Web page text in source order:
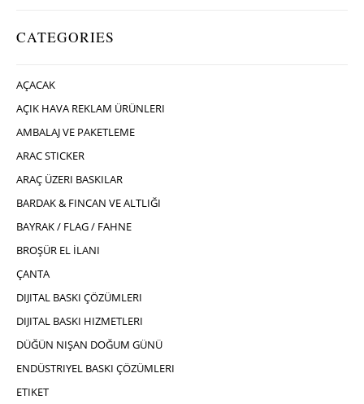
CATEGORIES
AÇACAK
AÇIK HAVA REKLAM ÜRÜNLERI
AMBALAJ VE PAKETLEME
ARAC STICKER
ARAÇ ÜZERI BASKILAR
BARDAK & FINCAN VE ALTLIĞI
BAYRAK / FLAG / FAHNE
BROŞÜR EL İLANI
ÇANTA
DIJITAL BASKI ÇÖZÜMLERI
DIJITAL BASKI HIZMETLERI
DÜĞÜN NIŞAN DOĞUM GÜNÜ
ENDÜSTRIYEL BASKI ÇÖZÜMLERI
ETIKET